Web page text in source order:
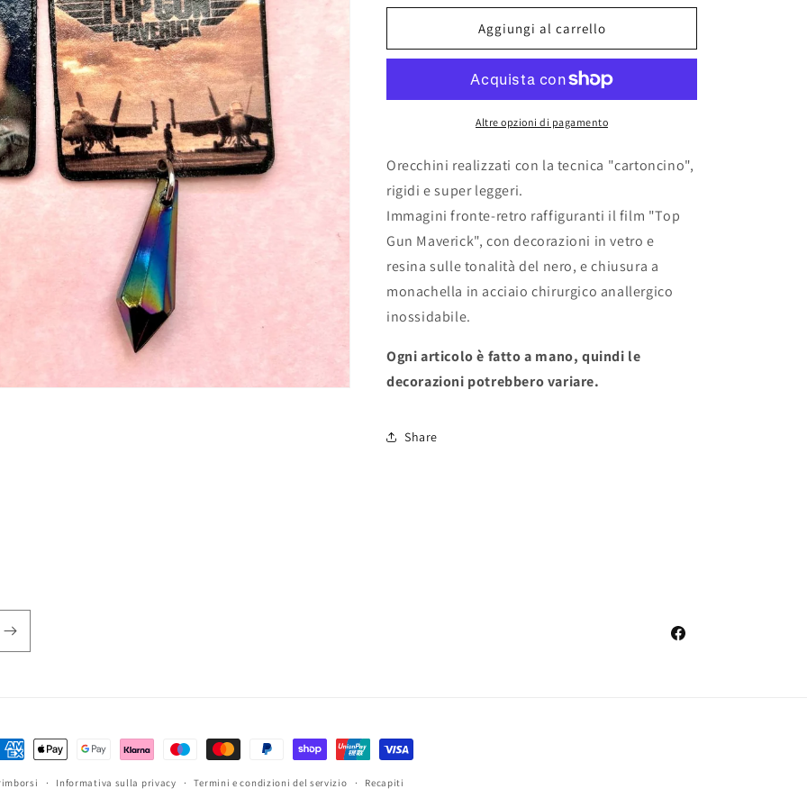
per
&quot;TOP
per
Orecchini
&quot;TOP
Aggiungi al carrello
Altre opzioni di pagamento
Orecchini realizzati con la tecnica "cartoncino",
rigidi e super leggeri.
Immagini fronte-retro raffiguranti il film "Top
Gun Maverick", con decorazioni in vetro e
resina sulle tonalità del nero, e chiusura a
monachella in acciaio chirurgico anallergico
inossidabile.
Ogni articolo è fatto a mano, quindi le
decorazioni potrebbero variare.
Share
Facebook
Informativa sulla privacy Termini e condizioni del servizio Recapiti